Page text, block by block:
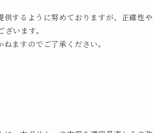
するように努めておりますが、正確性や
います。
ますのでご了承ください。